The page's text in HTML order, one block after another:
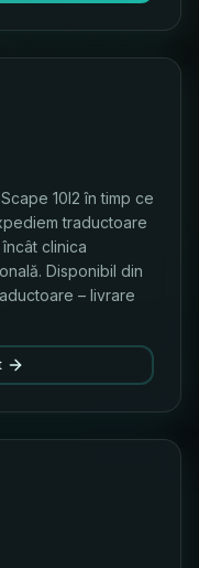
10I2 în timp ce
traductoare
clinica
Disponibil din
– livrare